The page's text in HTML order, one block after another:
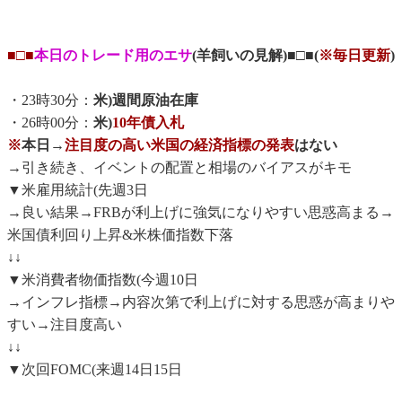
■□■本日のトレード用のエサ(羊飼いの見解)■□■(※毎日更新)
・23時30分： 米)週間原油在庫
・26時00分： 米)10年債入札
※本日→注目度の高い米国の経済指標の発表はない
→引き続き、イベントの配置と相場のバイアスがキモ
▼米雇用統計(先週3日
→良い結果→FRBが利上げに強気になりやすい思惑高まる→
米国債利回り上昇&米株価指数下落
↓↓
▼米消費者物価指数(今週10日
→インフレ指標→内容次第で利上げに対する思惑が高まりや
すい→注目度高い
↓↓
▼次回FOMC(来週14日15日